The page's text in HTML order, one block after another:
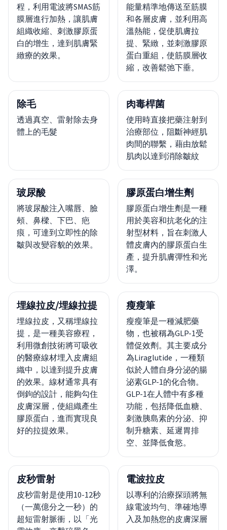
程，利用電波將SMAS筋
膜層進行加熱，讓肌膚
組織收縮、刺激膠原蛋
白的增生，達到肌膚緊
緻療的效果。
能量精準地傳送至筋膜
和各層皮膚，並利用高
溫熱能，促使肌膚拉
提、緊緻，並刺激膠原
蛋白重組，使筋膜層收
縮，改善鬆弛下垂。
除毛
透過真空、雷射除去身
體上的毛髮
肉毒桿菌
使用時直接把藥注射到
治療部位，阻斷神經肌
肉間的聯繫，藉由放鬆
肌肉以達到消除皺紋
玻尿酸
將玻尿酸注入嘴唇、臉
頰、鼻樑、下巴、疤
痕，可達到立即性的除
皺與改變容貌的效果。
膠原蛋白增生劑
膠原蛋白增生劑是一種
用於美容和抗老化的注
射型材料，旨在刺激人
體皮膚內的膠原蛋白生
產，提升肌膚彈性和光
澤。
埋線拉皮/埋線拉提
埋線拉皮，又稱埋線拉
提，是一種美容療程，
利用微創技術將可吸收
的醫療線材埋入皮膚組
織中，以達到提升皮膚
的效果。線材通常具有
倒鉤的設計，能夠勾住
皮膚深層，使組織產生
膠原蛋白，進而實現良
好的拉提效果。
瘦瘦筆
瘦瘦筆是一種減肥藥
物，也被稱為GLP-1受
體促效劑。其主要成分
為Liraglutide，一種類
似於人體自身分泌的腸
泌素GLP-1的化合物。
GLP-1在人體中有多種
功能，包括降低血糖、
刺激胰島素的分泌、抑
制升糖素、延遲胃排
空、並降低食慾。
皮秒雷射
皮秒雷射是使用10-12秒
（一萬億分之一秒）的
超短雷射脈衝，以「光
電波拉皮
以專利的治療探頭將無
線電波均勻、準確地導
入及加熱您的皮膚深層